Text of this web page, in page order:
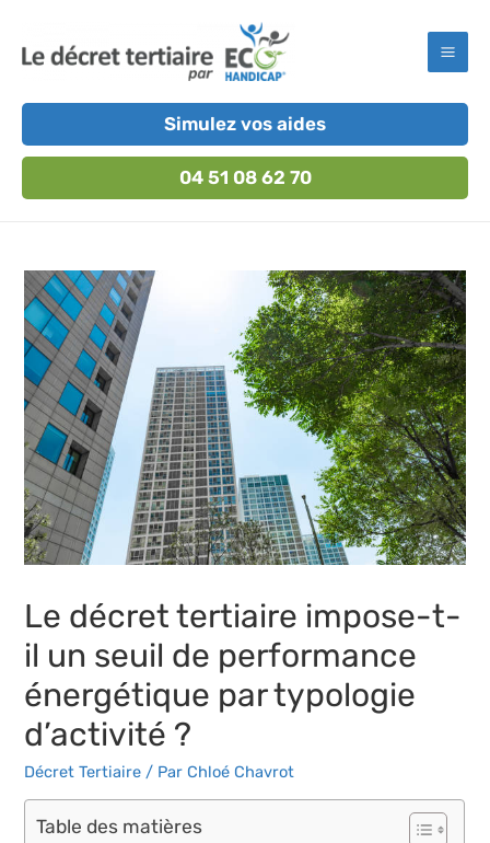
contenu
Simulez vos aides
04 51 08 62 70
Le décret tertiaire impose-t-
il un seuil de performance
énergétique par typologie
d’activité ?
Décret Tertiaire / ParChloé Chavrot
Table des matières